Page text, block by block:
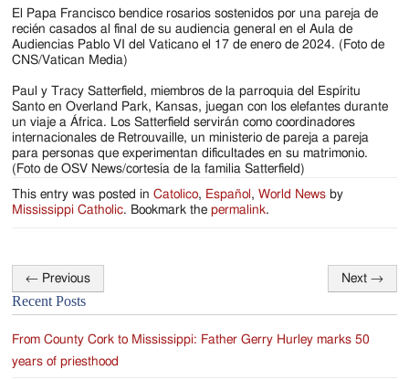
El Papa Francisco bendice rosarios sostenidos por una pareja de
recién casados al final de su audiencia general en el Aula de
Audiencias Pablo VI del Vaticano el 17 de enero de 2024. (Foto de
CNS/Vatican Media)
Paul y Tracy Satterfield, miembros de la parroquia del Espíritu
Santo en Overland Park, Kansas, juegan con los elefantes durante
un viaje a África. Los Satterfield servirán como coordinadores
internacionales de Retrouvaille, un ministerio de pareja a pareja
para personas que experimentan dificultades en su matrimonio.
(Foto de OSV News/cortesía de la familia Satterfield)
This entry was posted inCatolico, Español ,World News by
Mississippi Catholic. Bookmark thepermalink.
Post
navigation
← Previous Next →
Recent Posts
From County Cork to Mississippi: Father Gerry Hurley marks 50
years of priesthood